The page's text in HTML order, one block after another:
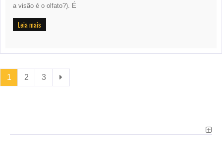
a visão é o olfato?). É
Leia mais
1 2 3